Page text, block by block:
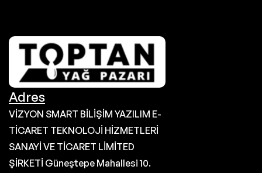
Adres
VİZYON SMART BİLİŞİM YAZILIM E-
TİCARET TEKNOLOJİ HİZMETLERİ
SANAYİ VE TİCARET LİMİTED
ŞİRKETİ Güneştepe Mahallesi 10.